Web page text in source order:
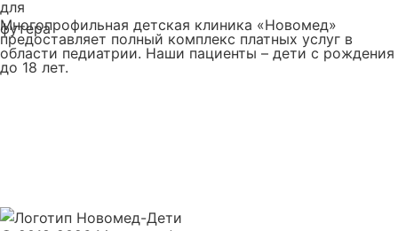
Многопрофильная детская клиника «Новомед»
предоставляет полный комплекс платных услуг в
области педиатрии. Наши пациенты – дети с рождения
до 18 лет.